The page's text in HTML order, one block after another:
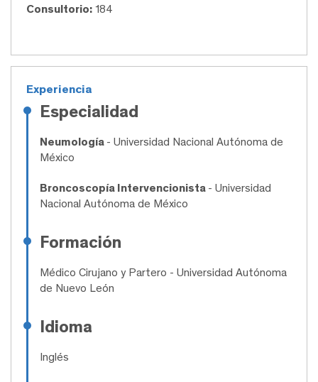
Consultorio: 184
Experiencia
Especialidad
Neumología - Universidad Nacional Autónoma de
México
Broncoscopía Intervencionista - Universidad
Nacional Autónoma de México
Formación
Médico Cirujano y Partero - Universidad Autónoma
de Nuevo León
Idioma
Inglés